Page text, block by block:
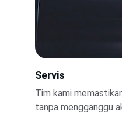
Tim kami
tanpa mengganggu
Servis